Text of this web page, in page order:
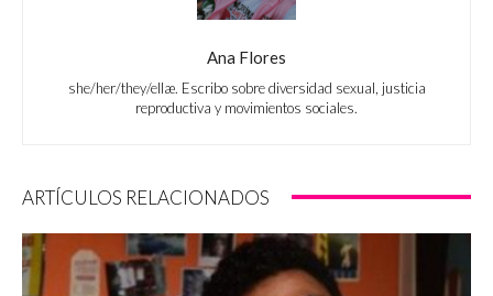
Ana Flores
she/her/they/ellæ. Escribo sobre diversidad sexual, justicia
reproductiva y movimientos sociales.
ARTÍCULOS RELACIONADOS